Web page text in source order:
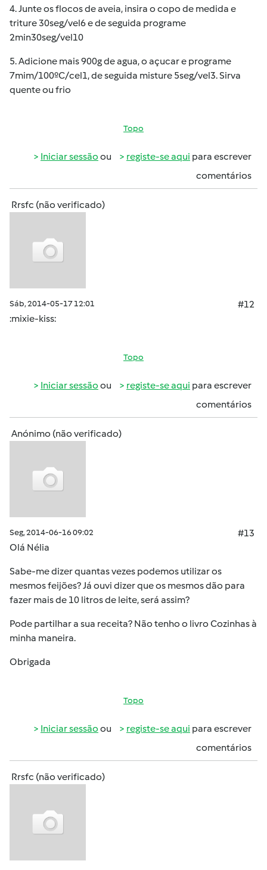
4. Junte os flocos de aveia, insira o copo de medida e
triture 30seg/vel6 e de seguida programe
2min30seg/vel10
5. Adicione mais 900g de agua, o açucar e programe
7mim/100ºC/cel1, de seguida misture 5seg/vel3. Sirva
quente ou frio
Topo
Iniciar sessão ou registe-se aqui para escrever
comentários
Rrsfc (não verificado)
Sáb, 2014-05-17 12:01
#12
:mixie-kiss:
Topo
Iniciar sessão ou registe-se aqui para escrever
comentários
Anónimo (não verificado)
Seg, 2014-06-16 09:02
#13
Olá Nélia
Sabe-me dizer quantas vezes podemos utilizar os
mesmos feijões? Já ouvi dizer que os mesmos dão para
fazer mais de 10 litros de leite, será assim?
Pode partilhar a sua receita? Não tenho o livro Cozinhas à
minha maneira.
Obrigada
Topo
Iniciar sessão ou registe-se aqui para escrever
comentários
Rrsfc (não verificado)